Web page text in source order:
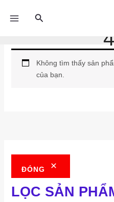
Tìm
ĐÓNG
LỌC SẢN
Không tìm thấy sản
của bạn.